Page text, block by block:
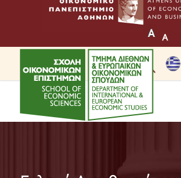
ΤΟ ΤΜΗΜΑ
ΓΕΝΙΚΕΣ ΠΛΗΡΟΦΟΡΙΕΣ